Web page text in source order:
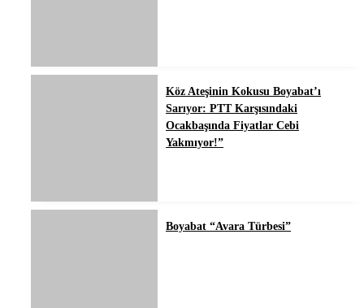
Köz Ateşinin Kokusu Boyabat’ı
Sarıyor: PTT Karşısındaki
Ocakbaşında Fiyatlar Cebi
Yakmıyor!”
Boyabat “Avara Türbesi”